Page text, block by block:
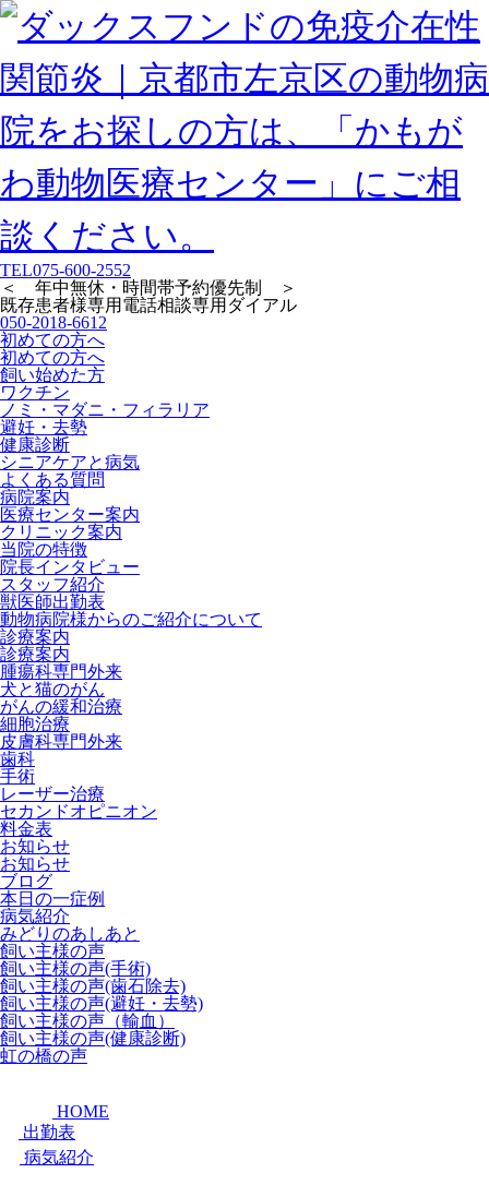
TEL075-600-2552
＜ 年中無休・時間帯予約優先制 ＞
既存患者様専用 電話相談専用ダイアル
050-2018-6612
初めての方へ
初めての方へ
飼い始めた方
ワクチン
ノミ・マダニ・フィラリア
避妊・去勢
健康診断
シニアケアと病気
よくある質問
病院案内
医療センター案内
クリニック案内
当院の特徴
院長インタビュー
スタッフ紹介
獣医師出勤表
動物病院様からのご紹介について
診療案内
診療案内
腫瘍科専門外来
犬と猫のがん
がんの緩和治療
細胞治療
皮膚科専門外来
歯科
手術
レーザー治療
セカンドオピニオン
料金表
お知らせ
お知らせ
ブログ
本日の一症例
病気紹介
みどりのあしあと
飼い主様の声
飼い主様の声(手術)
飼い主様の声(歯石除去)
飼い主様の声(避妊・去勢)
飼い主様の声（輸血）
飼い主様の声(健康診断)
虹の橋の声
HOME
出勤表
病気紹介